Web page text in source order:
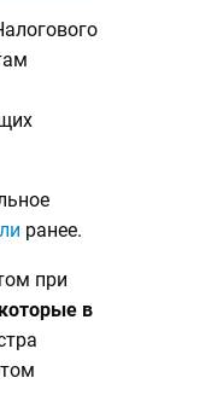
ранее.
при
в